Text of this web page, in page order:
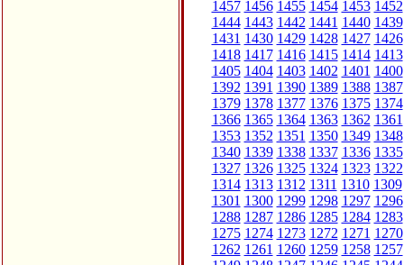
1457 1456 1455 1454 1453 1452
1444 1443 1442 1441 1440 1439
1431 1430 1429 1428 1427 1426
1418 1417 1416 1415 1414 1413
1405 1404 1403 1402 1401 1400
1392 1391 1390 1389 1388 1387
1379 1378 1377 1376 1375 1374
1366 1365 1364 1363 1362 1361
1353 1352 1351 1350 1349 1348
1340 1339 1338 1337 1336 1335
1327 1326 1325 1324 1323 1322
1314 1313 1312 1311 1310 1309
1301 1300 1299 1298 1297 1296
1288 1287 1286 1285 1284 1283
1275 1274 1273 1272 1271 1270
1262 1261 1260 1259 1258 1257